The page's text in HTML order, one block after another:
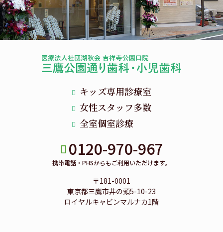
キッズ専用診療室
女性スタッフ多数
全室個室診療
0120-970-967
携帯電話・PHSからもご利用いただけます。
〒181-0001
東京都三鷹市井の頭5-10-23
ロイヤルキャビンマルナカ1階